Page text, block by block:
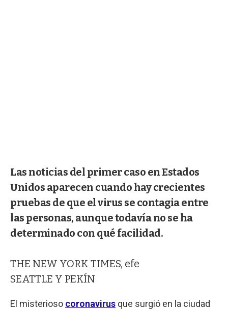
Las noticias del primer caso en Estados
Unidos aparecen cuando hay crecientes
pruebas de que el virus se contagia entre
las personas, aunque todavía no se ha
determinado con qué facilidad.
THE NEW YORK TIMES, efe
SEATTLE Y PEKÍN
El misterioso coronavirus que surgió en la ciudad